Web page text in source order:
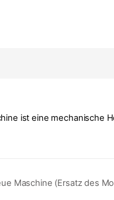
ist eine mechanische
Maschine (Ersatz des